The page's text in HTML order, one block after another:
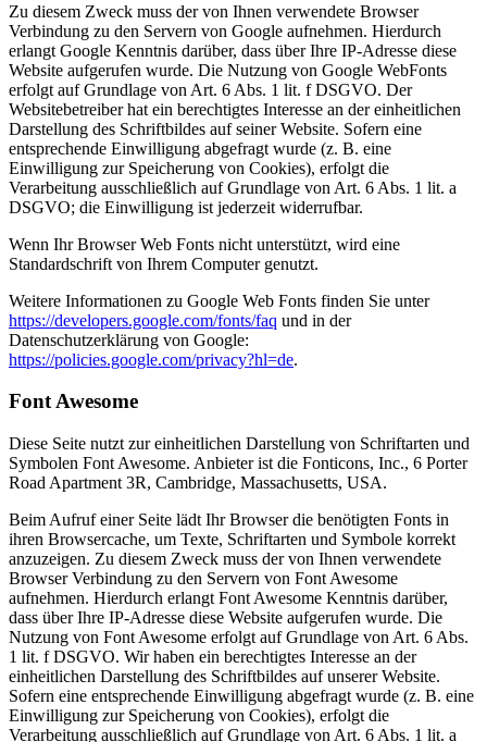
Zu diesem Zweck muss der von Ihnen verwendete Browser
Verbindung zu den Servern von Google aufnehmen. Hierdurch
erlangt Google Kenntnis darüber, dass über Ihre IP-Adresse diese
Website aufgerufen wurde. Die Nutzung von Google WebFonts
erfolgt auf Grundlage von Art. 6 Abs. 1 lit. f DSGVO. Der
Websitebetreiber hat ein berechtigtes Interesse an der einheitlichen
Darstellung des Schriftbildes auf seiner Website. Sofern eine
entsprechende Einwilligung abgefragt wurde (z. B. eine
Einwilligung zur Speicherung von Cookies), erfolgt die
Verarbeitung ausschließlich auf Grundlage von Art. 6 Abs. 1 lit. a
DSGVO; die Einwilligung ist jederzeit widerrufbar.
Wenn Ihr Browser Web Fonts nicht unterstützt, wird eine
Standardschrift von Ihrem Computer genutzt.
Weitere Informationen zu Google Web Fonts finden Sie unter
https://developers.google.com/fonts/faq und in der
Datenschutzerklärung von Google:
https://policies.google.com/privacy?hl=de.
Font Awesome
Diese Seite nutzt zur einheitlichen Darstellung von Schriftarten und
Symbolen Font Awesome. Anbieter ist die Fonticons, Inc., 6 Porter
Road Apartment 3R, Cambridge, Massachusetts, USA.
Beim Aufruf einer Seite lädt Ihr Browser die benötigten Fonts in
ihren Browsercache, um Texte, Schriftarten und Symbole korrekt
anzuzeigen. Zu diesem Zweck muss der von Ihnen verwendete
Browser Verbindung zu den Servern von Font Awesome
aufnehmen. Hierdurch erlangt Font Awesome Kenntnis darüber,
dass über Ihre IP-Adresse diese Website aufgerufen wurde. Die
Nutzung von Font Awesome erfolgt auf Grundlage von Art. 6 Abs.
1 lit. f DSGVO. Wir haben ein berechtigtes Interesse an der
einheitlichen Darstellung des Schriftbildes auf unserer Website.
Sofern eine entsprechende Einwilligung abgefragt wurde (z. B. eine
Einwilligung zur Speicherung von Cookies), erfolgt die
Verarbeitung ausschließlich auf Grundlage von Art. 6 Abs. 1 lit. a